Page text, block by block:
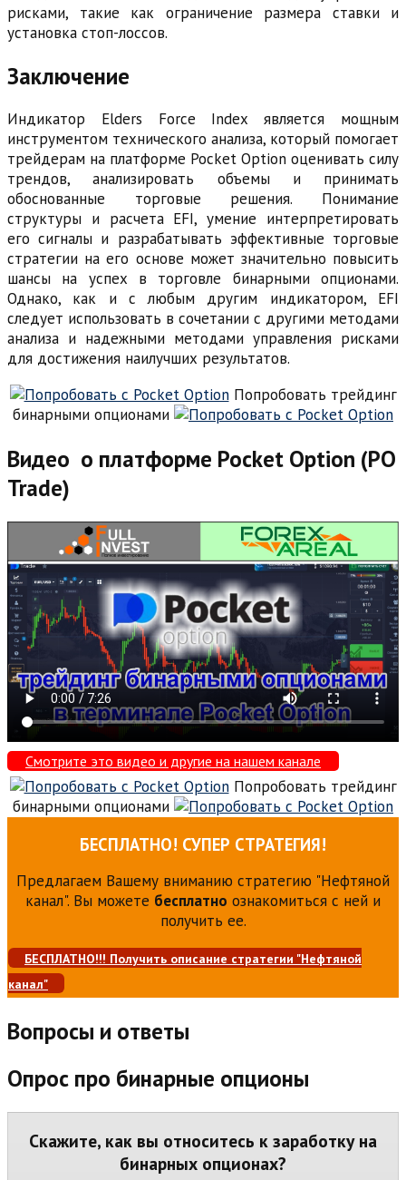
рисками, такие как ограничение размера ставки и
установка стоп-лоссов.
Заключение
Индикатор Elders Force Index является мощным
инструментом технического анализа, который помогает
трейдерам на платформе Pocket Option оценивать силу
трендов, анализировать объемы и принимать
обоснованные торговые решения. Понимание
структуры и расчета EFI, умение интерпретировать
его сигналы и разрабатывать эффективные торговые
стратегии на его основе может значительно повысить
шансы на успех в торговле бинарными опционами.
Однако, как и с любым другим индикатором, EFI
следует использовать в сочетании с другими методами
анализа и надежными методами управления рисками
для достижения наилучших результатов.
Попробовать трейдинг
бинарными опционами
Видео о платформе Pocket Option (PO
Trade)
Смотрите это видео и другие на нашем канале
Попробовать трейдинг
бинарными опционами
БЕСПЛАТНО! СУПЕР СТРАТЕГИЯ!
Предлагаем Вашему вниманию стратегию "Нефтяной
канал". Вы можете бесплатно ознакомиться с ней и
получить ее.
БЕСПЛАТНО!!! Получить описание стратегии "Нефтяной
канал"
Вопросы и ответы
Опрос про бинарные опционы
Скажите, как вы относитесь к заработку на
бинарных опционах?